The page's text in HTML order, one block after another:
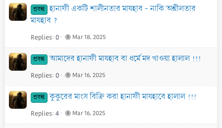
প্রবন্ধ হানাফী একটি শালীনতার মাযহাব - নাকি অশ্লীলতার
মাযহাব ?
Replies 0 Mar 18, 2025
প্রবন্ধ আমাদের হানাফী মাযহাব বা ধর্মে মদ খাওয়া হালাল !!!
Replies 0 Mar 16, 2025
প্রবন্ধ কুকুরের মাংস বিক্রি করা হানাফী মাযহাবে হালাল !!!
Replies 4 Mar 16, 2025